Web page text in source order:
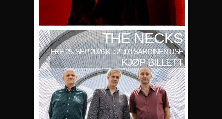
THE NECKS
FRE 25. SEP 2026 KL: 21:00 SARDINEN USF
KJØP BILLETT